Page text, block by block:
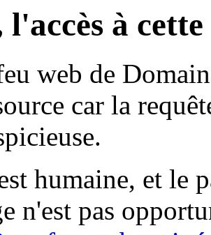
l'accès à
web de
car la
humaine, et le
n'est pas